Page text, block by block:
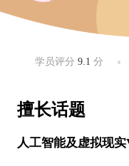
学员评分9.1 分
擅长话题
人工智能及虚拟现